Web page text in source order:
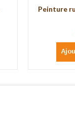
Peinture